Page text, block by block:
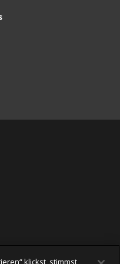
59.90
klickst, stimmst